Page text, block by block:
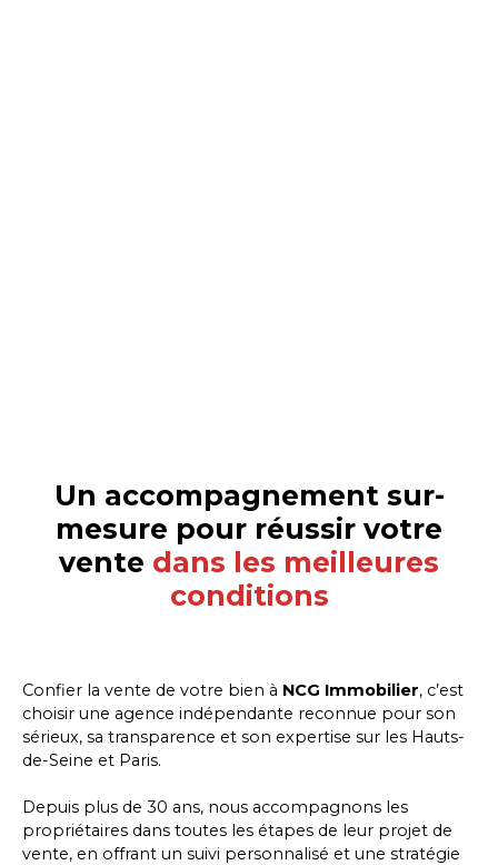
Un accompagnement sur-
mesure pour réussir votre
vente dans les meilleures
conditions
Confier la vente de votre bien à NCG Immobilier, c’est
choisir une agence indépendante reconnue pour son
sérieux, sa transparence et son expertise sur les Hauts-
de-Seine et Paris.
Depuis plus de 30 ans, nous accompagnons les
propriétaires dans toutes les étapes de leur projet de
vente, en offrant un suivi personnalisé et une stratégie